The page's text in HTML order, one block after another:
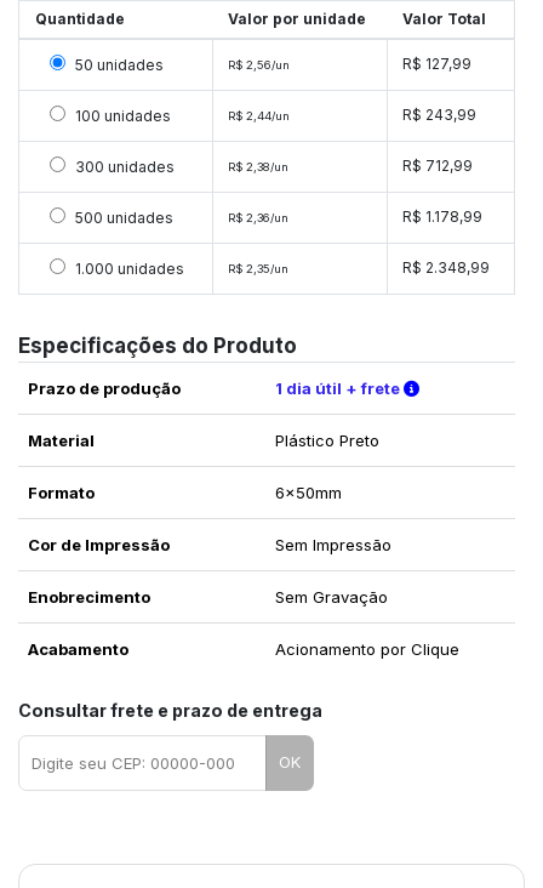
Quantidade Valor por unidade Valor Total
Selecionar 50 unidades
50 unidades R$ 2,56/un R$ 127,99
Selecionar 100 unidades
100 unidades R$ 2,44/un R$ 243,99
Selecionar 300 unidades
300 unidades R$ 2,38/un R$ 712,99
Selecionar 500 unidades
500 unidades R$ 2,36/un R$ 1.178,99
Selecionar 1000 unidades
1.000 unidades R$ 2,35/un R$ 2.348,99
Especificações do Produto
Prazo de produção 1 dia útil + frete Verifique as
Material Plástico Preto
Formato 6x50mm
Cor de Impressão Sem Impressão
Enobrecimento Sem Gravação
Acabamento Acionamento por Clique
Consultar frete e prazo de entrega
OK